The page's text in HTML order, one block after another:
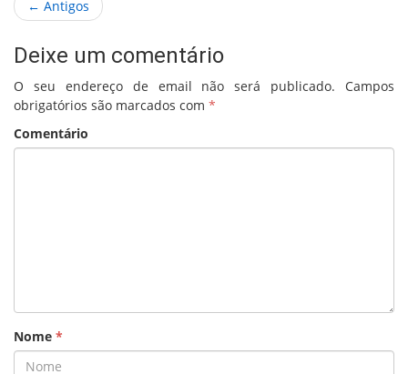
← Antigos
Deixe um comentário
O seu endereço de email não será publicado. Campos
obrigatórios são marcados com *
Comentário
Nome *